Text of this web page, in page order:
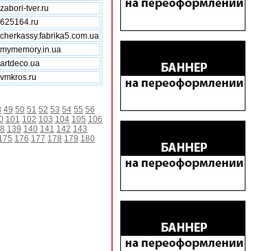
tver.ru
49 50 51 52 53 54 55 56
101 102 103 104 105 106
139 140 141 142 143
176 177 178 179 180